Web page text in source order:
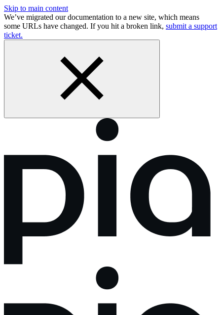
Skip to main content
We’ve migrated our documentation to a new site, which means
some URLs have changed. If you hit a broken link, submit a support
ticket.